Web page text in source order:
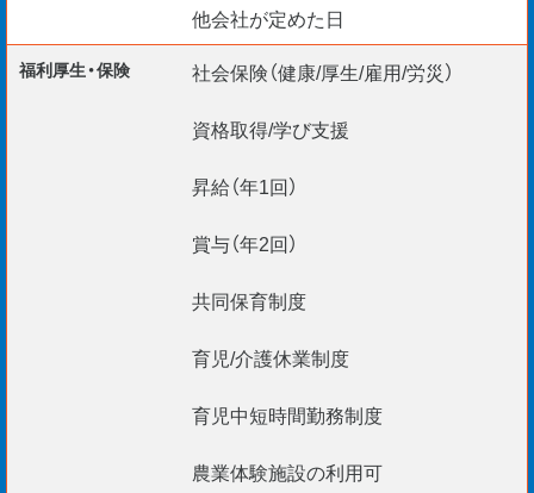
他会社が定めた日
福利厚生・保険
社会保険（健康/厚生/雇用/労災）
資格取得/学び支援
昇給（年1回）
賞与（年2回）
共同保育制度
育児/介護休業制度
育児中短時間勤務制度
農業体験施設の利用可